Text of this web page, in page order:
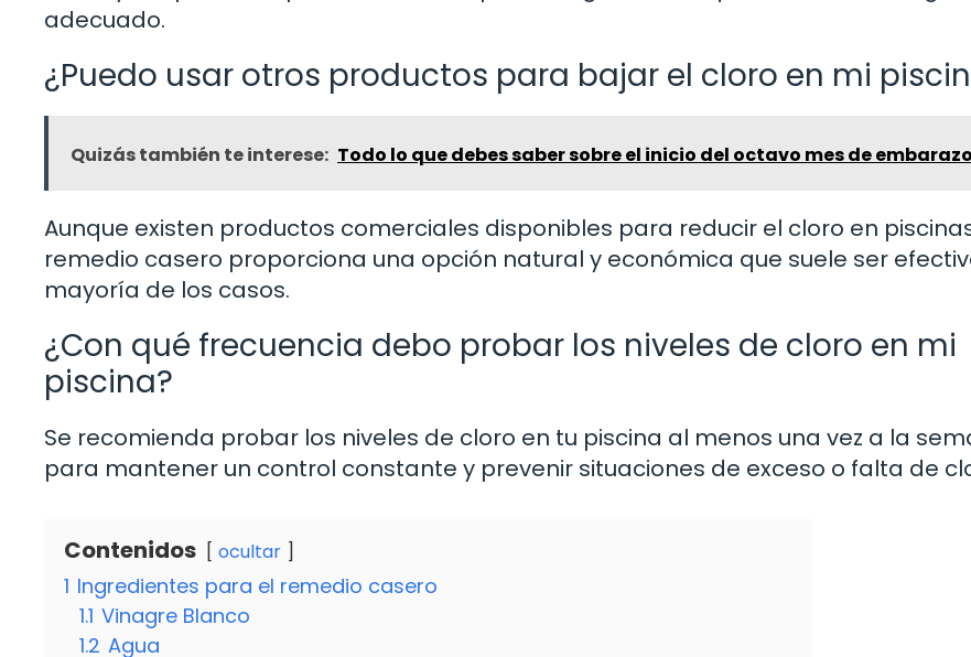
adecuado.
¿Puedo usar otros productos para bajar el cloro en mi
Quizás también te interese: Todo lo que debes saber sobre el inicio del octavo mes de embarazo
Aunque existen productos comerciales disponibles para reducir el cloro en
remedio casero proporciona una opción natural y económica que suele ser
mayoría de los casos.
¿Con qué frecuencia debo probar los niveles de cloro en mi
piscina?
Se recomienda probar los niveles de cloro en tu piscina al menos una vez a la
para mantener un control constante y prevenir situaciones de exceso o falta de
Contenidos ocultar
1 Ingredientes para el remedio casero
1.1 Vinagre Blanco
1.2 Agua